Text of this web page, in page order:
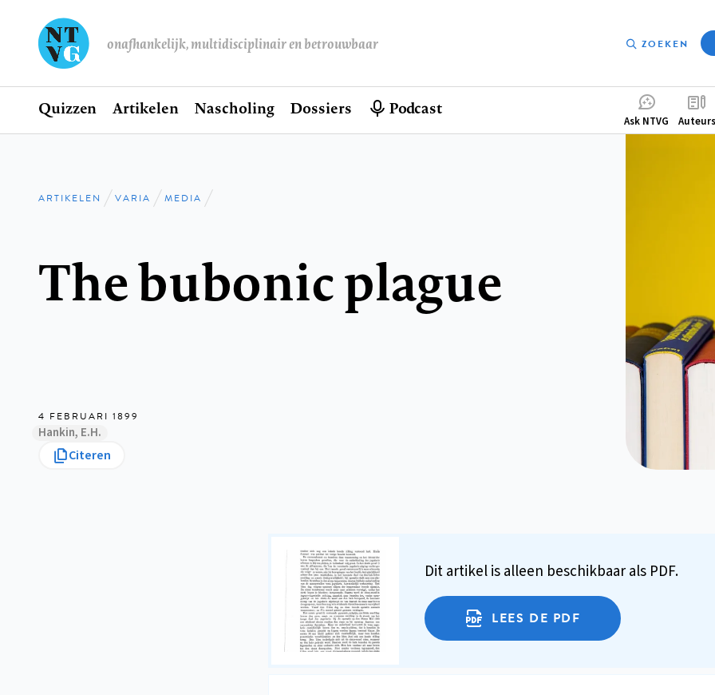
onafhankelijk, multidisciplinair en betrouwbaar ZOEKEN
Hoofdnavigatie
Home
Quizzen Artikelen Nascholing Dossiers Podcast
Ask NTVG Auteurs
Kruimelpad
ARTIKELEN VARIA MEDIA
The bubonic plague
4 FEBRUARI 1899
Hankin, E.H.
Citeren
Dit artikel is alleen beschikbaar als PDF.
LEES DE PDF